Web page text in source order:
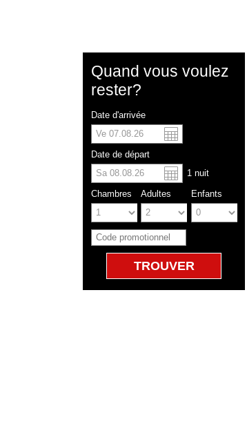
Quand vous voulez
rester?
Date d'arrivée
Date de départ
1 nuit
Chambres Adultes Enfants